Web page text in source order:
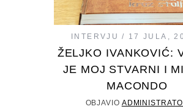
INTERVJU 17 JULA,
ŽELJKO IVANKOVIĆ:
JE MOJ STVARNI I
MACONDO
OBJAVIO